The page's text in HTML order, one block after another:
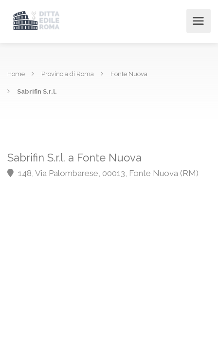
Home Provincia di Roma Fonte Nuova
Sabrifin S.r.l.
Sabrifin S.r.l. a Fonte Nuova
148, Via Palombarese, 00013, Fonte Nuova (RM)